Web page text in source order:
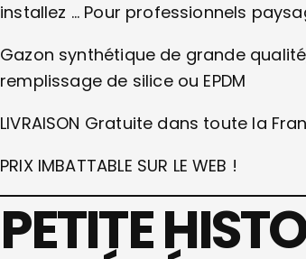
installez … Pour professionnels
Gazon synthétique de grande
remplissage de silice ou EPDM
LIVRAISON Gratuite dans toute la
PRIX IMBATTABLE SUR LE WEB !
PETITE